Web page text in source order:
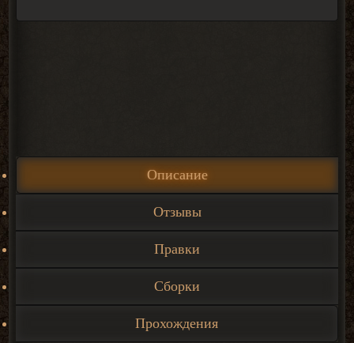
Описание
Отзывы
Правки
Сборки
Прохождения